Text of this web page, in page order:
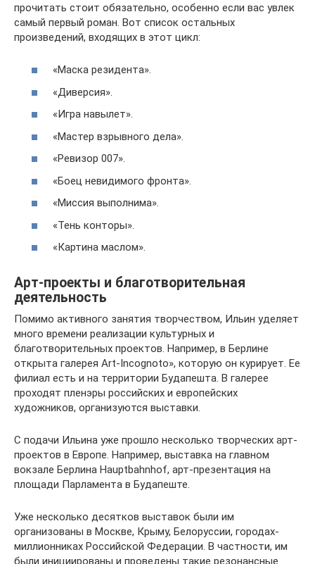
прочитать стоит обязательно, особенно если вас увлек
самый первый роман. Вот список остальных
произведений, входящих в этот цикл:
«Маска резидента».
«Диверсия».
«Игра навылет».
«Мастер взрывного дела».
«Ревизор 007».
«Боец невидимого фронта».
«Миссия выполнима».
«Тень конторы».
«Картина маслом».
Арт-проекты и благотворительная
деятельность
Помимо активного занятия творчеством, Ильин уделяет
много времени реализации культурных и
благотворительных проектов. Например, в Берлине
открыта галерея Art-Incognoto», которую он курирует. Ее
филиал есть и на территории Будапешта. В галерее
проходят пленэры российских и европейских
художников, организуются выставки.
С подачи Ильина уже прошло несколько творческих арт-
проектов в Европе. Например, выставка на главном
вокзале Берлина Hauptbahnhof, арт-презентация на
площади Парламента в Будапеште.
Уже несколько десятков выставок были им
организованы в Москве, Крыму, Белоруссии, городах-
миллионниках Российской Федерации. В частности, им
были инициированы и проведены такие резонансные